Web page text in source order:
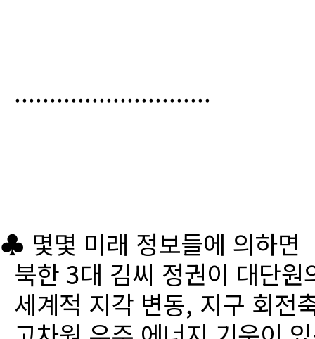
............................
♣ 몇몇 미래 정보들에 의하면
북한 3대 김씨 정권이 대단
세계적 지각 변동, 지구 회전